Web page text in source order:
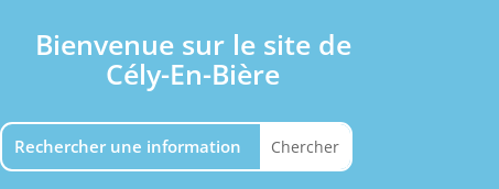
Bienvenue sur le site de
Cély-En-Bière